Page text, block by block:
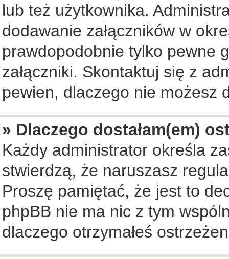
lub też użytkownika.
dodawanie załączników w
prawdopodobnie tylko pewne
załączniki. Skontaktuj się z
pewien, dlaczego nie możesz
» Dlaczego dostałam(em)
Każdy administrator określa
stwierdzą, że naruszasz
Proszę pamiętać, że jest to
phpBB nie ma nic z tym
dlaczego otrzymałeś